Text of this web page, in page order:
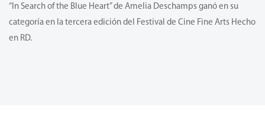
“In Search of the Blue Heart” de Amelia Deschamps ganó en su
categoría en la tercera edición del Festival de Cine Fine Arts Hecho
en RD.